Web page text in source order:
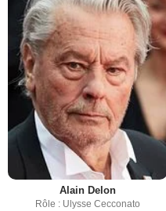
Alain Delon
Rôle : Ulysse Cecconato